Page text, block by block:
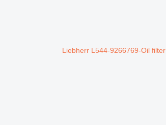
قوس المحرك Liebherr L544-9266769-Oil filter